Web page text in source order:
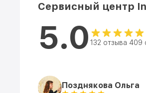
Сервисный центр
5.0 132 отзыва 409
Позднякова Ольга